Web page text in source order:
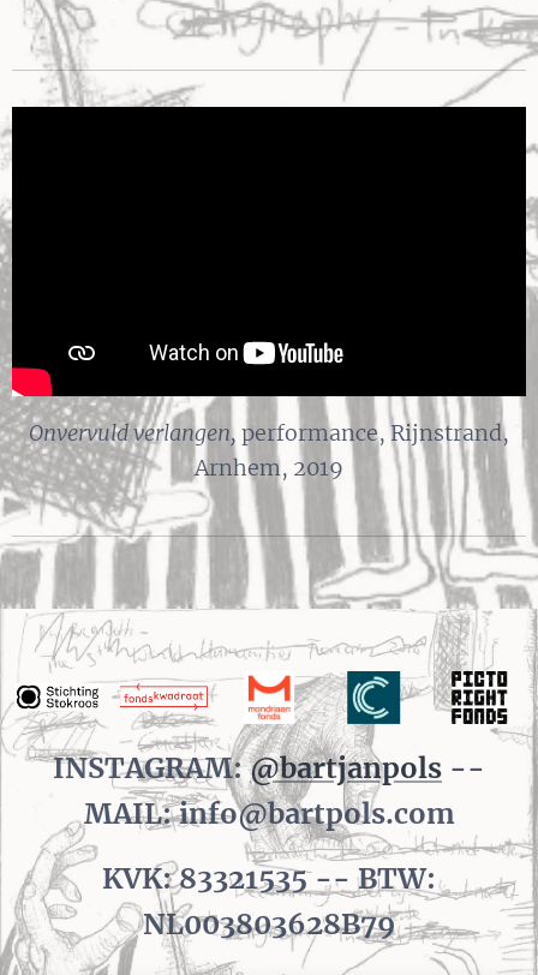
Onvervuld verlangen, performance, Rijnstrand,
Arnhem, 2019
INSTAGRAM:@bartjanpols --
MAIL: info@bartpols.com
KVK: 83321535 -- BTW:
NL003803628B79